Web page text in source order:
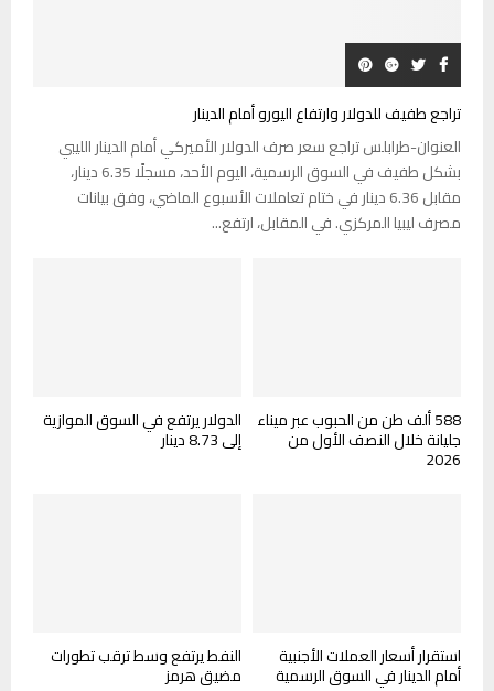
تراجع طفيف للدولار وارتفاع اليورو أمام الدينار
العنوان-طرابلس تراجع سعر صرف الدولار الأميركي أمام الدينار الليبي
بشكل طفيف في السوق الرسمية، اليوم الأحد، مسجلًا 6.35 دينار،
مقابل 6.36 دينار في ختام تعاملات الأسبوع الماضي، وفق بيانات
مصرف ليبيا المركزي. في المقابل، ارتفع...
الدولار يرتفع في السوق الموازية
إلى 8.73 دينار
588 ألف طن من الحبوب عبر ميناء
جليانة خلال النصف الأول من
2026
النفط يرتفع وسط ترقب تطورات
مضيق هرمز
استقرار أسعار العملات الأجنبية
أمام الدينار في السوق الرسمية